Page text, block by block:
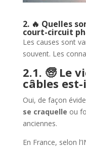
2. 🔥 Quelles
court-circuit
Les causes sont
souvent. Les
2.1. 🧓 Le
câbles
Oui, de façon
se craquelle ou
anciennes.
En France, selon